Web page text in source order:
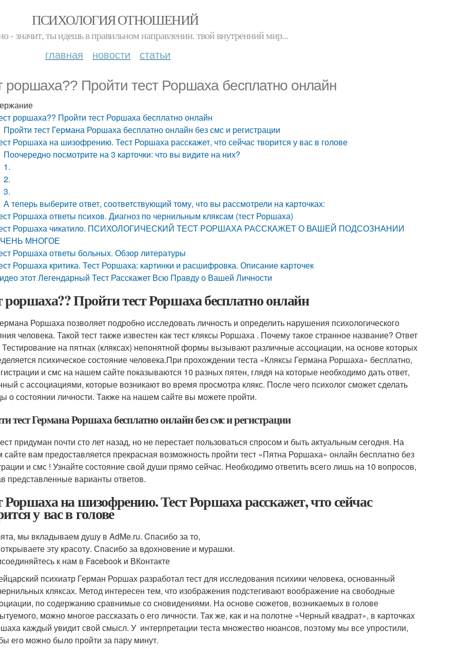
ПСИХОЛОГИЯ ОТНОШЕНИЙ
- значит, ты идешь в правильном направлении. твой внутренний мир...
главная новости статьи
роршаха?? Пройти тест Роршаха бесплатно онлайн
роршаха?? Пройти тест Роршаха бесплатно онлайн
Пройти тест Германа Роршаха бесплатно онлайн без смс и регистрации
Роршаха на шизофрению. Тест Роршаха расскажет, что сейчас творится у вас в голове
Поочередно посмотрите на 3 карточки: что вы видите на них?
1.
2.
3.
А теперь выберите ответ, соответствующий тому, что вы рассмотрели на карточках:
Роршаха ответы психов. Диагноз по чернильным кляксам (тест Роршаха)
Роршаха чикатило. ПСИХОЛОГИЧЕСКИЙ ТЕСТ РОРШАХА РАССКАЖЕТ О ВАШЕЙ ПОДСОЗНАНИИ
МНОГОЕ
Роршаха ответы больных. Обзор литературы
Роршаха критика. Тест Роршаха: картинки и расшифровка. Описание карточек
этот Легендарный Тест Расскажет Всю Правду о Вашей Личности
роршаха?? Пройти тест Роршаха бесплатно онлайн
Роршаха позволяет подробно исследовать личность и определить нарушения психологического
человека. Такой тест также известен как тест кляксы Роршаха . Почему такое странное название? Ответ
Тестирование на пятнах (кляксах) непонятной формы вызывают различные ассоциации, на основе которых
психическое состояние человека.При прохождении теста «Кляксы Германа Роршаха» бесплатно,
и смс на нашем сайте показываются 10 разных пятен, глядя на которые необходимо дать ответ,
с ассоциациями, которые возникают во время просмотра клякс. После чего психолог сможет сделать
о состоянии личности. Также на нашем сайте вы можете пройти.
тест Германа Роршаха бесплатно онлайн без смс и регистрации
придуман почти сто лет назад, но не перестает пользоваться спросом и быть актуальным сегодня. На
вам предоставляется прекрасная возможность пройти тест «Пятна Роршаха» онлайн бесплатно без
и смс ! Узнайте состояние свой души прямо сейчас. Необходимо ответить всего лишь на 10 вопросов,
представленные варианты ответов.
Роршаха на шизофрению. Тест Роршаха расскажет, что сейчас
у вас в голове
мы вкладываем душу в AdMe.ru. Cпасибо за то,
эту красоту. Спасибо за вдохновение и мурашки.
к нам в Facebook и ВКонтакте
психиатр Герман Роршах разработал тест для исследования психики человека, основанный
кляксах. Метод интересен тем, что изображения подстегивают воображение на свободные
по содержанию сравнимые со сновидениями. На основе сюжетов, возникаемых в голове
можно многое рассказать о его личности. Так же, как и на полотне «Черный квадрат», в карточках
каждый увидит свой смысл. У интерпретации теста множество нюансов, поэтому мы все упростили,
его можно было пройти за пару минут.